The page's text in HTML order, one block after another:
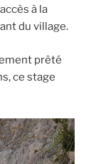
à la
du village.
prêté
ce stage